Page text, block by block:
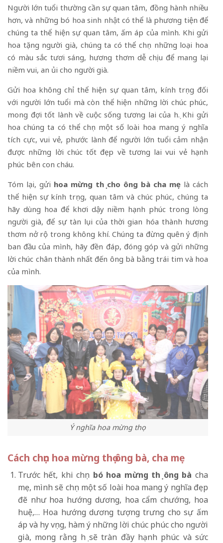
Người lớn tuổi thường cần sự quan tâm, đồng hành nhiều
hơn, và những bó hoa sinh nhậtcó thể là phương tiện để
chúng ta thể hiện sự quan tâm, ấm áp của mình. Khi gửi
hoa tặng người già, chúng ta có thể chọn những loại hoa
có màu sắc tươi sáng, hương thơm dễ chịu để mang lại
niềm vui, an ủi cho người già.
Gửi hoa không chỉ thể hiện sự quan tâm, kính trọng đối
với người lớn tuổi mà còn thể hiện những lời chúc phúc,
mong đợi tốt lành về cuộc sống tương lai của họ. Khi gửi
hoa chúng ta có thể chọn một số loài hoa mang ý nghĩa
tích cực, vui vẻ, phước lành để người lớn tuổi cảm nhận
được những lời chúc tốt đẹp về tương lai vui vẻ hạnh
phúc bên con cháu.
Tóm lại, gửi hoa mừng thọ cho ông bà cha mẹ là cách
thể hiện sự kính trọng, quan tâm và chúc phúc, chúng ta
hãy dùng hoa để khơi dậy niềm hạnh phúc trong lòng
người già, để sự tàn lụi của thời gian hóa thành hương
thơm nở rộ trong không khí. Chúng ta đừng quên ý định
ban đầu của mình, hãy đền đáp, đóng góp và gửi những
lời chúc chân thành nhất đến ông bà bằng trái tim và hoa
của mình.
Ý nghĩa hoa mừng thọ
Cách chọn hoa mừng thọ ông bà, cha mẹ
Trước hết, khi chọn bó hoa mừng thọ ông bà cha
mẹ, mình sẽ chọn một số loài hoa mang ý nghĩa đẹp
đẽ như hoa hướng dương, hoa cẩm chướng, hoa
huệ,… Hoa hướng dương tượng trưng cho sự ấm
áp và hy vọng, hàm ý những lời chúc phúc cho người
già, mong rằng họ sẽ tràn đầy hạnh phúc và sức